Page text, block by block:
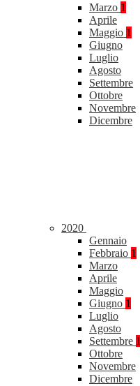
Marzo 1
Aprile
Maggio 1
Giugno
Luglio
Agosto
Settembre
Ottobre
Novembre
Dicembre
2020
Gennaio
Febbraio 1
Marzo
Aprile
Maggio
Giugno 1
Luglio
Agosto
Settembre 1
Ottobre
Novembre
Dicembre